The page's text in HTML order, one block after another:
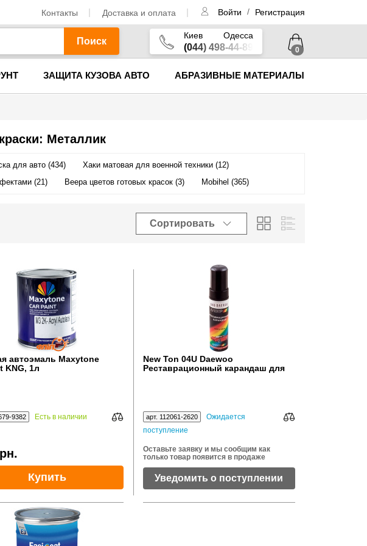
Контакты Доставка и оплата Войти / Регистрация
Поиск
Киев Одесса
(044) 498-44-89 0
ЗАЩИТА КУЗОВА АВТО АБРАЗИВНЫЕ МАТЕРИАЛЫ
Металлик
для авто (434)
Хаки матовая для военной техники (12)
(21) Веера цветов готовых красок (3) Mobihel (365)
Сортировать
автоэмаль Maxytone
KNG, 1л
9382 Есть в наличии
Купить
New Ton 04U Daewoo
Реставрационный карандаш для
арт. 112061-2620
Ожидается
поступление
Оставьте заявку и мы сообщим как
только товар появится в продаже
Уведомить о поступлении